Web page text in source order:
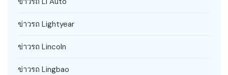
ข่าวรถ Lightyear
ข่าวรถ Lincoln
ข่าวรถ Lingbao